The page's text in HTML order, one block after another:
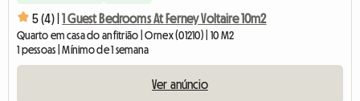
5 (4) | 1 Guest Bedrooms At Ferney Voltaire 10m2
Quarto em casa do anfitrião | Ornex (01210) | 10 M2
1 pessoas | Mínimo de 1 semana
Ver anúncio